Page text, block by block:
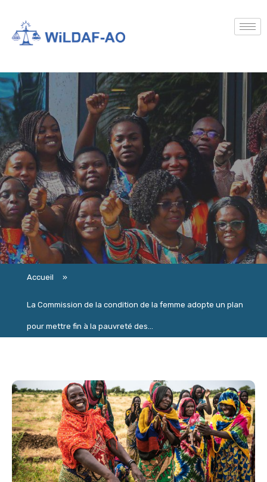
Accueil »
La Commission de la condition de la femme adopte un plan
pour mettre fin à la pauvreté des...